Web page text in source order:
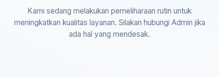
Kami sedang melakukan pemeliharaan rutin untuk
meningkatkan kualitas layanan. Silakan hubungi Admin jika
ada hal yang mendesak.